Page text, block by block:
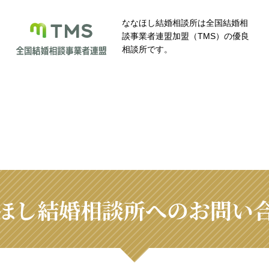
ななほし結婚相談所は全国結婚相
談事業者連盟加盟（TMS）の優良
相談所です。
し結婚相談所へのお問い